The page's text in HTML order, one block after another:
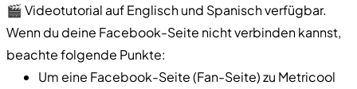
🎬 Videotutorial auf Englisch und Spanisch verfügbar.
Wenn du deine Facebook-Seite nicht verbinden kannst,
beachte folgende Punkte:
Um eine Facebook-Seite (Fan-Seite) zu Metricool